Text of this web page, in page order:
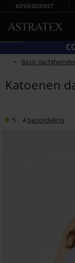
ADVIESDIENST
Basic
Katoenen
5 4 beoordeling